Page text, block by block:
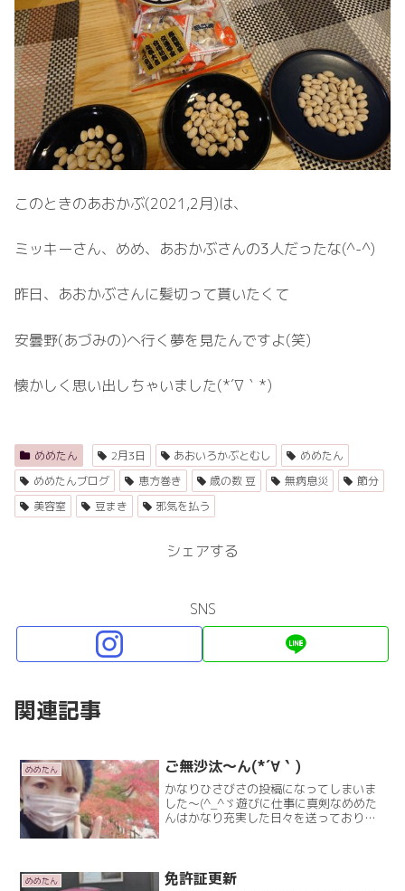
このときのあおかぶ(2021,2月)は、
ミッキーさん、めめ、あおかぶさんの3人だったな(^-^)
昨日、あおかぶさんに髪切って貰いたくて
安曇野(あづみの)へ行く夢を見たんですよ(笑)
懐かしく思い出しちゃいました(*´∇｀*)
めめたん 2月3日 あおいろかぶとむし
めめたん
めめたんブログ
恵方巻き 歳の数 豆 無病息災
節分
美容室
豆まき 邪気を払う
シェアする
SNS
関連記事
めめたん ご無沙汰～ん(*´∀｀)
かなりひさびさの投稿になってしまいま
した～(^_^ゞ遊びに仕事に真剣なめめた
んはかなり充実した日々を送っておりま
がRead More
めめたん 免許証更新